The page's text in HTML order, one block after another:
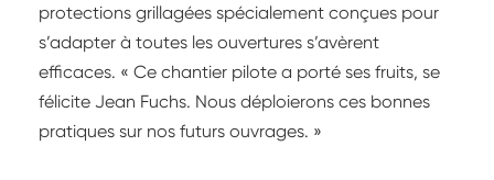
protections grillagées spécialement conçues pour
s’adapter à toutes les ouvertures s’avèrent
efficaces. « Ce chantier pilote a porté ses fruits, se
félicite Jean Fuchs. Nous déploierons ces bonnes
pratiques sur nos futurs ouvrages. »